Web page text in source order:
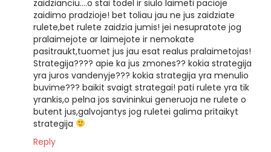
zaidzianciu….o stai todel ir siulo laimeti pacioje
zaidimo pradzioje! bet toliau jau ne jus zaidziate
rulete,bet rulete zaidzia jumis! jei nesupratote jog
pralaimejote ar laimejote ir nemokate
pasitraukt,tuomet jus jau esat realus pralaimetojas!
Strategija???? apie ka jus zmones?? kokia strategija
yra juros vandenyje??? kokia strategija yra menulio
buvime??? baikit svaigt strategai! pati rulete yra tik
yrankis,o pelna jos savininkui generuoja ne rulete o
butent jus,galvojantys jog ruletei galima pritaikyt
strategija
Reply